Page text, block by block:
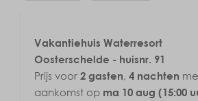
Vakantiehuis Waterresort
Oosterschelde - huisnr. 91
Prijs voor 2 gasten, 4 nachten
aankomst op ma 10 aug (15:00